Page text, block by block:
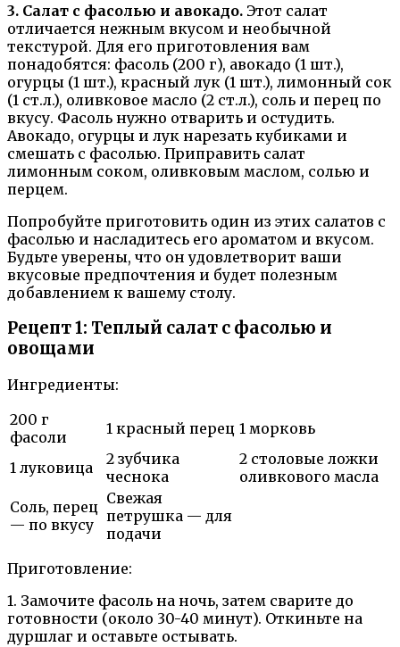
3. Салат с фасолью и авокадо. Этот салат
отличается нежным вкусом и необычной
текстурой. Для его приготовления вам
понадобятся: фасоль (200 г), авокадо (1 шт.),
огурцы (1 шт.), красный лук (1 шт.), лимонный сок
(1 ст.л.), оливковое масло (2 ст.л.), соль и перец по
вкусу. Фасоль нужно отварить и остудить.
Авокадо, огурцы и лук нарезать кубиками и
смешать с фасолью. Приправить салат
лимонным соком, оливковым маслом, солью и
перцем.
Попробуйте приготовить один из этих салатов с
фасолью и насладитесь его ароматом и вкусом.
Будьте уверены, что он удовлетворит ваши
вкусовые предпочтения и будет полезным
добавлением к вашему столу.
Рецепт 1: Теплый салат с фасолью и
овощами
Ингредиенты:
200 г
фасоли
1 красный перец 1 морковь
1 луковица
2 зубчика
чеснока
2 столовые ложки
оливкового масла
Соль, перец
— по вкусу
Свежая
петрушка — для
подачи
Приготовление:
1. Замочите фасоль на ночь, затем сварите до
готовности (около 30-40 минут). Откиньте на
дуршлаг и оставьте остывать.